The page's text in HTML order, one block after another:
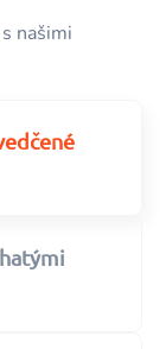
našimi